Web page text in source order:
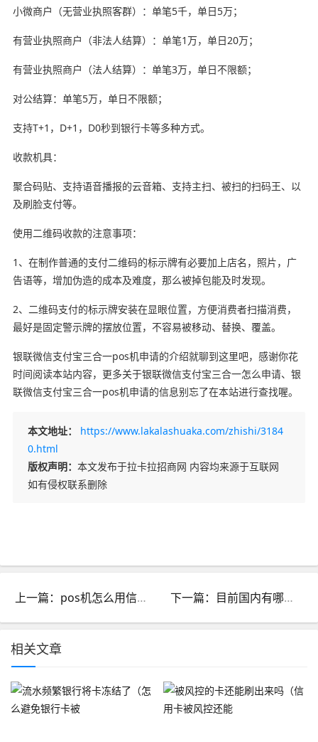
小微商户（无营业执照客群）：单笔5千，单日5万；
有营业执照商户（非法人结算）：单笔1万，单日20万；
有营业执照商户（法人结算）：单笔3万，单日不限额；
对公结算：单笔5万，单日不限额；
支持T+1，D+1，D0秒到银行卡等多种方式。
收款机具：
聚合码贴、支持语音播报的云音箱、支持主扫、被扫的扫码王、以
及刷脸支付等。
使用二维码收款的注意事项：
1、在制作普通的支付二维码的标示牌有必要加上店名，照片，广
告语等，增加伪造的成本及难度，那么被掉包能及时发现。
2、二维码支付的标示牌安装在显眼位置，方便消费者扫描消费，
最好是固定警示牌的摆放位置，不容易被移动、替换、覆盖。
银联微信支付宝三合一pos机申请的介绍就聊到这里吧，感谢你花
时间阅读本站内容，更多关于银联微信支付宝三合一怎么申请、银
联微信支付宝三合一pos机申请的信息别忘了在本站进行查找喔。
本文地址：
https://www.lakalashuaka.com/zhishi/3184
0.html
版权声明： 本文发布于拉卡拉招商网 内容均来源于互联网
如有侵权联系删除
上一篇：pos机怎么用信用卡刷卡_pos机怎么用信用卡刷卡付款 下一篇：目前国内有哪些第三方支付平台_中国主要的第三方支付平台有哪些
相关文章